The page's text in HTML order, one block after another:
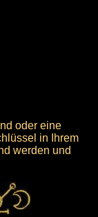
oder eine
in Ihrem
werden und